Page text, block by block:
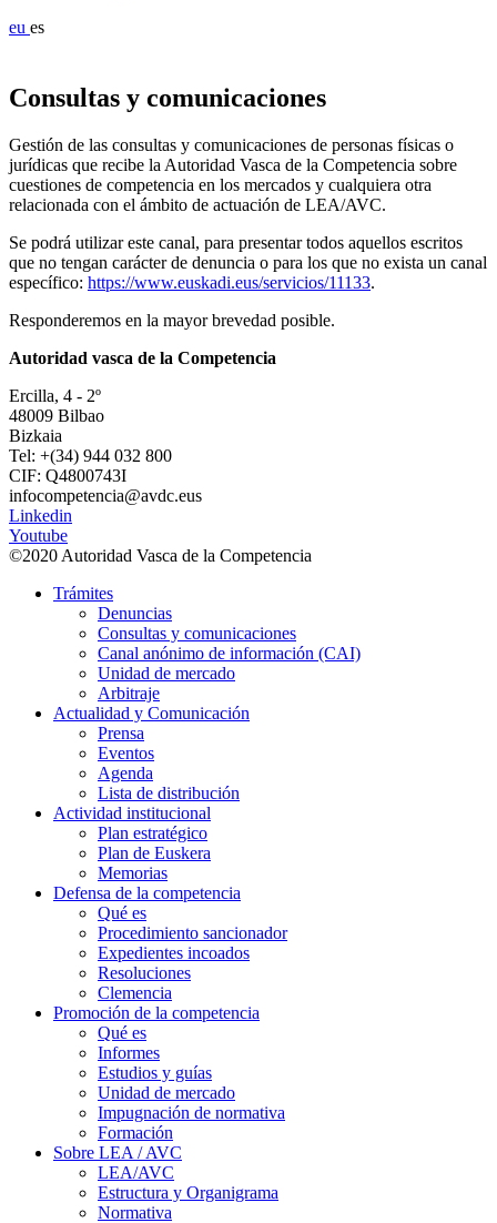
eu es
Consultas y comunicaciones
Gestión de las consultas y comunicaciones de personas físicas o
jurídicas que recibe la Autoridad Vasca de la Competencia sobre
cuestiones de competencia en los mercados y cualquiera otra
relacionada con el ámbito de actuación de LEA/AVC.
Se podrá utilizar este canal, para presentar todos aquellos escritos
que no tengan carácter de denuncia o para los que no exista un canal
específico: https://www.euskadi.eus/servicios/11133.
Responderemos en la mayor brevedad posible.
Autoridad vasca de la Competencia
Ercilla, 4 - 2º
48009 Bilbao
Bizkaia
Tel: +(34) 944 032 800
CIF: Q4800743I
infocompetencia@avdc.eus
Linkedin
Youtube
©2020 Autoridad Vasca de la Competencia
Trámites
Denuncias
Consultas y comunicaciones
Canal anónimo de información (CAI)
Unidad de mercado
Arbitraje
Actualidad y Comunicación
Prensa
Eventos
Agenda
Lista de distribución
Actividad institucional
Plan estratégico
Plan de Euskera
Memorias
Defensa de la competencia
Qué es
Procedimiento sancionador
Expedientes incoados
Resoluciones
Clemencia
Promoción de la competencia
Qué es
Informes
Estudios y guías
Unidad de mercado
Impugnación de normativa
Formación
Sobre LEA / AVC
LEA/AVC
Estructura y Organigrama
Normativa